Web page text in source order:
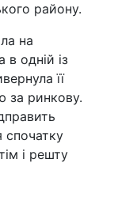
району.
на
одній із
її
за ринкову.
спочатку
і решту